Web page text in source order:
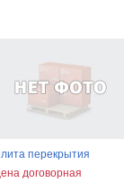
перекрытия
договорная